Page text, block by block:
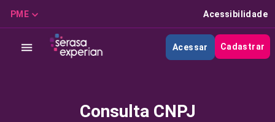
PME Acessibilidade
Acessar Cadastrar
Consulta CNPJ